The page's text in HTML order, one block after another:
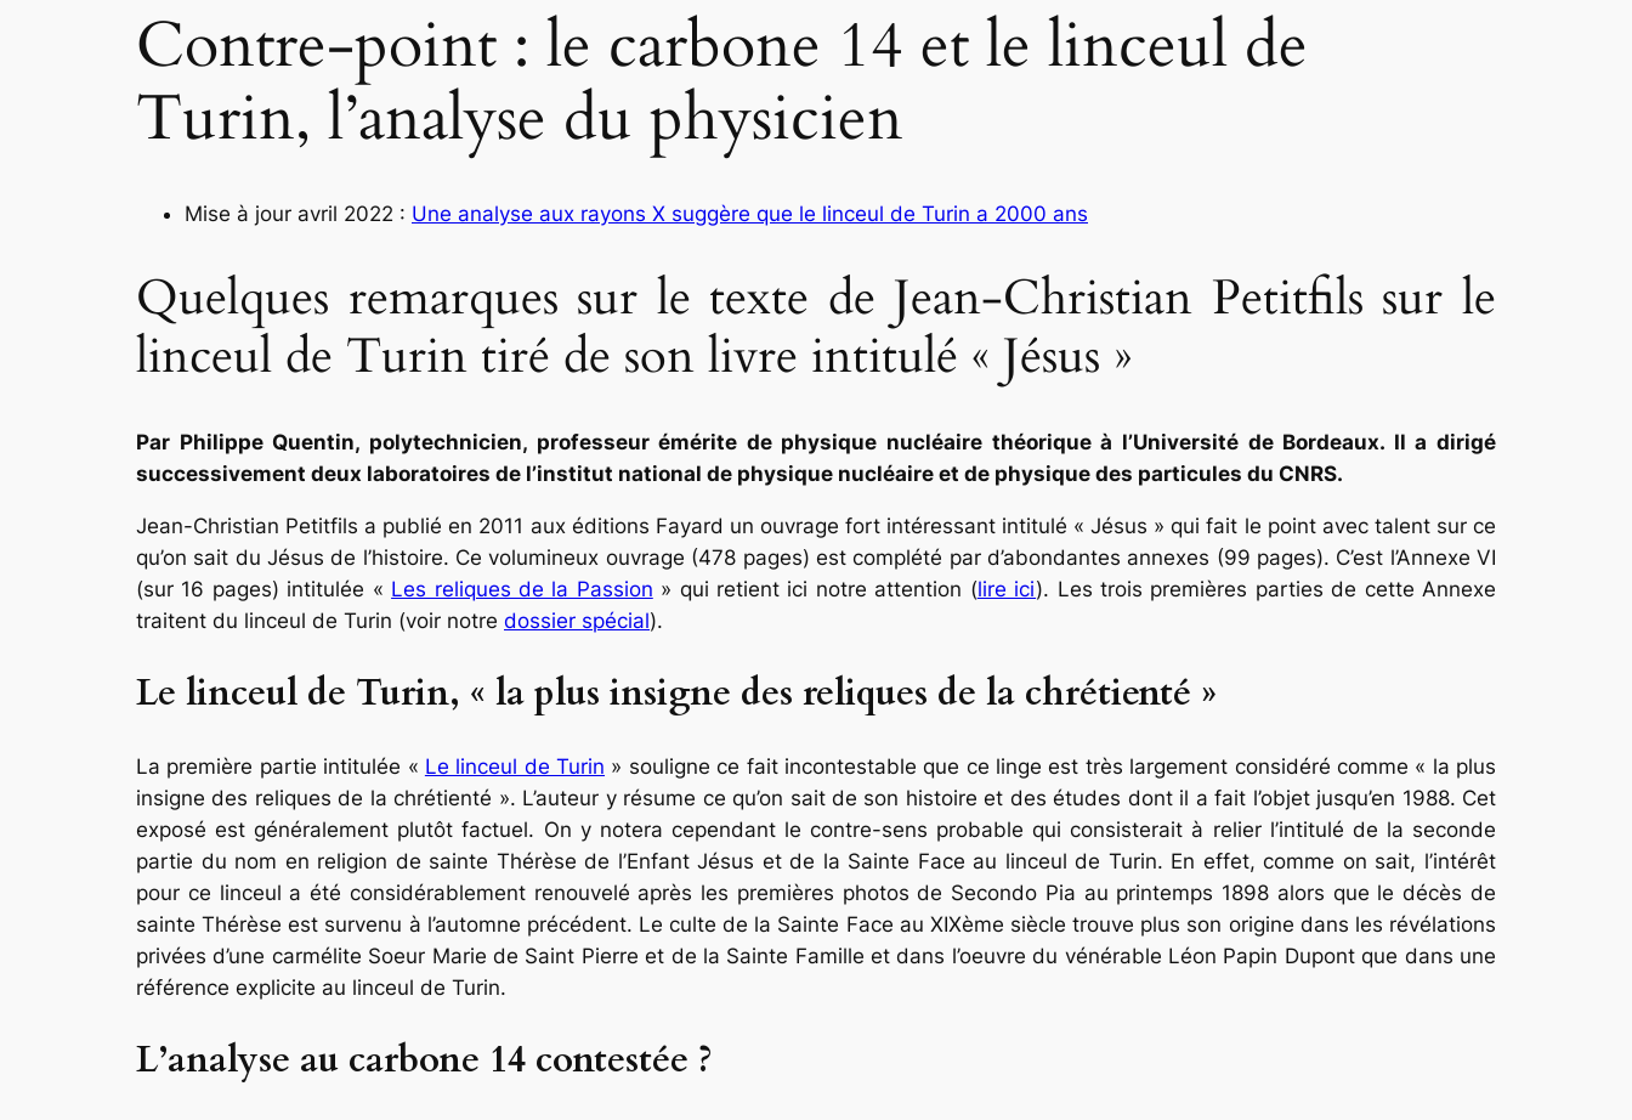
Contre-point : le carbone 14 et le linceul de
Turin, l’analyse du physicien
Mise à jour avril 2022 : Une analyse aux rayons X suggère que le linceul de Turin a 2000 ans
Quelques remarques sur le texte de Jean-Christian Petitfils sur le
linceul de Turin tiré de son livre intitulé « Jésus »
Par Philippe Quentin, polytechnicien, professeur émérite de physique nucléaire théorique à l’Université de Bordeaux. Il a dirigé
successivement deux laboratoires de l’institut national de physique nucléaire et de physique des particules du CNRS.
Jean-Christian Petitfils a publié en 2011 aux éditions Fayard un ouvrage fort intéressant intitulé « Jésus » qui fait le point avec talent sur ce
qu’on sait du Jésus de l’histoire. Ce volumineux ouvrage (478 pages) est complété par d’abondantes annexes (99 pages). C’est l’Annexe VI
(sur 16 pages) intitulée « Les reliques de la Passion » qui retient ici notre attention (lire ici). Les trois premières parties de cetteAnnexe
traitent du linceul de Turin (voir notre dossier spécial).
Le linceul de Turin, « la plus insigne des reliques de la chrétienté »
La première partie intitulée « Le linceul de Turin » souligne ce fait incontestable que ce linge est très largement considéré comme « la plus
insigne des reliques de la chrétienté ». L’auteur y résume ce qu’on sait de son histoire et des études dont il a fait l’objet jusqu’en 1988. Cet
exposé est généralement plutôt factuel. On y notera cependant le contre-sens probable qui consisterait à relier l’intitulé de la seconde
partie du nom en religion de sainte Thérèse de l’Enfant Jésus et de la Sainte Face au linceul de Turin. En effet, comme on sait, l’intérêt
pour ce linceul a été considérablement renouvelé après les premières photos de Secondo Pia au printemps 1898 alors que le décès de
sainte Thérèse est survenu à l’automne précédent. Le culte de la Sainte Face au XIXème siècle trouve plus son origine dans les révélations
privées d’une carmélite Soeur Marie de Saint Pierre et de la Sainte Famille et dans l’oeuvre du vénérable Léon Papin Dupont que dans une
référence explicite au linceul de Turin.
L’analyse au carbone 14 contestée ?